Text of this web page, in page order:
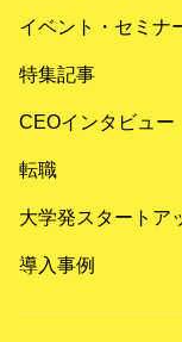
イベント・セミナ
特集記事
CEOインタビュー
転職
大学発スタートア
導入事例